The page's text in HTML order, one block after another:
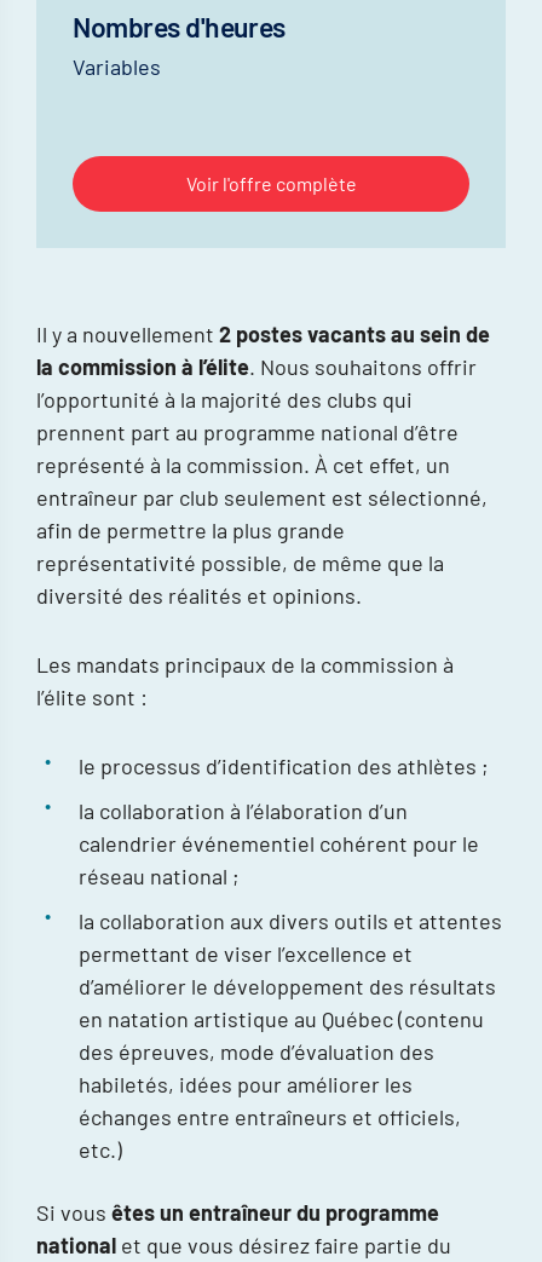
Il y a nouvellement 2 postes vacants au sein de
la commission à l’élite. Nous souhaitons offrir
l’opportunité à la majorité des clubs qui
prennent part au programme national d’être
représenté à la commission. À cet effet, un
entraîneur par club seulement est sélectionné,
afin de permettre la plus grande
représentativité possible, de même que la
diversité des réalités et opinions.
Les mandats principaux de la commission à
l’élite sont :
le processus d’identification des athlètes ;
la collaboration à l’élaboration d’un
calendrier événementiel cohérent pour le
réseau national ;
la collaboration aux divers outils et attentes
permettant de viser l’excellence et
d’améliorer le développement des résultats
en natation artistique au Québec (contenu
des épreuves, mode d’évaluation des
habiletés, idées pour améliorer les
échanges entre entraîneurs et officiels,
etc.)
Si vous êtes un entraîneur du programme
national et que vous désirez faire partie du
Nombres d'heures
Variables
Voir l'offre complète